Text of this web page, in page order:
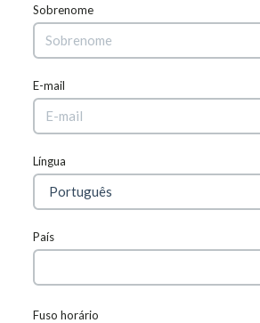
Sobrenome
E-mail
Língua
País
Fuso horário